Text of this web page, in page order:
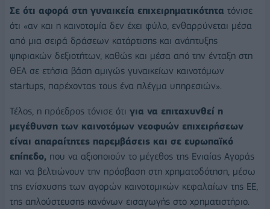
Σε ότι αφορά στη γυναικεία επιχειρηματικότητα τόνισε
ότι «αν και η καινοτομία δεν έχει φύλο, ενθαρρύνεται μέσα
από μια σειρά δράσεων κατάρτισης και ανάπτυξης
ψηφιακών δεξιοτήτων, καθώς και μέσα από την ένταξη στη
ΘΕΑ σε ετήσια βάση αμιγώς γυναικείων καινοτόμων
startups, παρέχοντας τους ένα πλέγμα υπηρεσιών».
Τέλος, η πρόεδρος τόνισε ότι για να επιταχυνθεί η
μεγέθυνση των καινοτόμων νεοφυών επιχειρήσεων
είναι απαραίτητες παρεμβάσεις και σε ευρωπαϊκό
επίπεδο, που να αξιοποιούν το μέγεθος της Ενιαίας Αγοράς
και να βελτιώνουν την πρόσβαση στη χρηματοδότηση, μέσω
της ενίσχυσης των αγορών καινοτομικών κεφαλαίων της ΕΕ,
της απλούστευσης κανόνων εισαγωγής στο χρηματιστήριο.